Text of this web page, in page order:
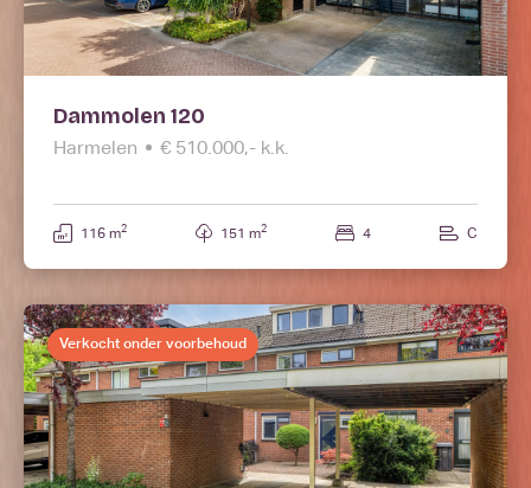
Dammolen 120
Harmelen € 510.000,- k.k.
116 m2 151 m2 4 C
Verkocht onder voorbehoud